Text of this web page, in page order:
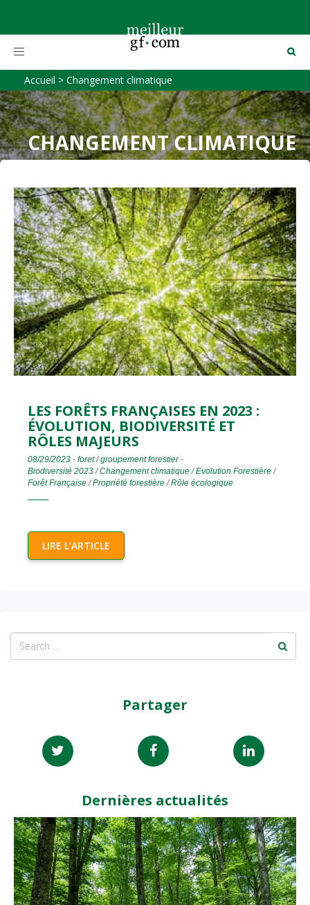
Toggle
Accueil > Changement climatique
CHANGEMENT CLIMATIQUE
LES FORÊTS FRANÇAISES EN 2023 :
ÉVOLUTION, BIODIVERSITÉ ET
RÔLES MAJEURS
08/29/2023 - foret/groupement forestier-
Biodiversité 2023/Changement climatique/Evolution Forestière/
Forêt Française/Propriété forestière/Rôle écologique
LIRE L’ARTICLE
Partager
Dernières actualités